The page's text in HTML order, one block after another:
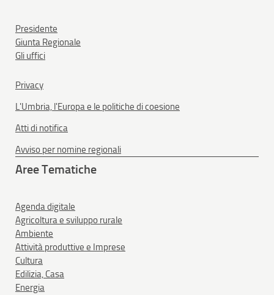
Presidente
Giunta Regionale
Gli uffici
Privacy
L'Umbria, l'Europa e le politiche di coesione
Atti di notifica
Avviso per nomine regionali
Aree Tematiche
Agenda digitale
Agricoltura e sviluppo rurale
Ambiente
Attività produttive e Imprese
Cultura
Edilizia, Casa
Energia